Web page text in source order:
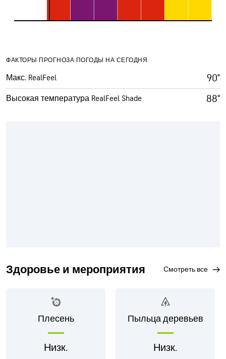
ФАКТОРЫ ПРОГНОЗА ПОГОДЫ НА СЕГОДНЯ
Макс. RealFeel 90°
Высокая температура RealFeel Shade 88°
Здоровье и мероприятия смотреть все
Плесень
Низк.
Пыльца деревьев
Низк.